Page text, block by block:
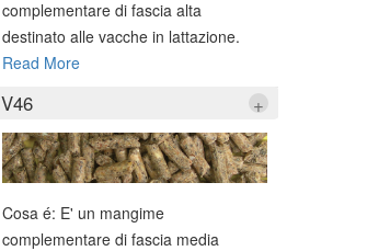
complementare di fascia alta
destinato alle vacche in lattazione.
Read More
V46 +
Cosa é: E' un mangime
complementare di fascia media